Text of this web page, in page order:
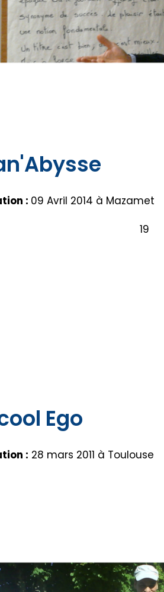
: 09 Avril 2014 à Mazamet
Ego
: 28 mars 2011 à Toulouse